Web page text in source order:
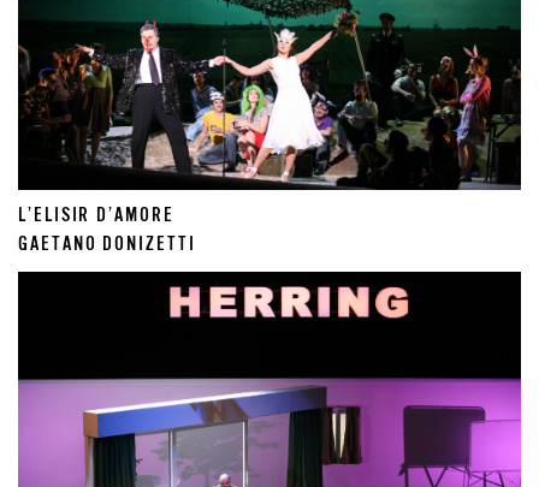
L’ELISIR D’AMORE
GAETANO DONIZETTI